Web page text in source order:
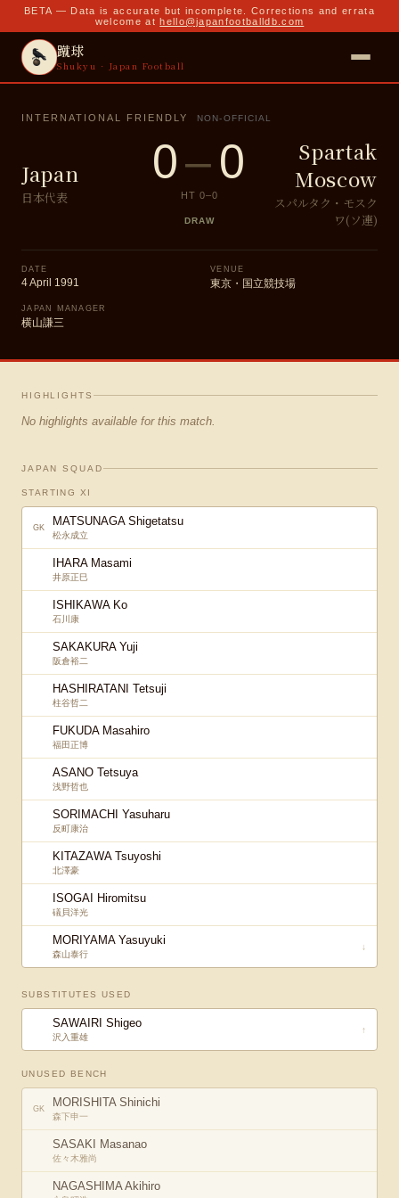
BETA — Data is accurate but incomplete. Corrections and errata
welcome at hello@japanfootballdb.com
蹴球
Shukyu · Japan Football
INTERNATIONAL FRIENDLY NON-OFFICIAL
Japan
日本代表
0–0
HT 0–0
DRAW
Spartak
Moscow
スパルタク・モスク
ワ(ソ連)
DATE
4 April 1991
VENUE
東京・国立競技場
JAPAN MANAGER
横山謙三
HIGHLIGHTS
No highlights available for this match.
JAPAN SQUAD
STARTING XI
GK MATSUNAGA Shigetatsu
松永成立
IHARA Masami
井原正巳
ISHIKAWA Ko
石川康
SAKAKURA Yuji
阪倉裕二
HASHIRATANI Tetsuji
柱谷哲二
FUKUDA Masahiro
福田正博
ASANO Tetsuya
浅野哲也
SORIMACHI Yasuharu
反町康治
KITAZAWA Tsuyoshi
北澤豪
ISOGAI Hiromitsu
礒貝洋光
MORIYAMA Yasuyuki
森山泰行
↓
SUBSTITUTES USED
SAWAIRI Shigeo
沢入重雄
↑
UNUSED BENCH
GK MORISHITA Shinichi
森下申一
SASAKI Masanao
佐々木雅尚
NAGASHIMA Akihiro